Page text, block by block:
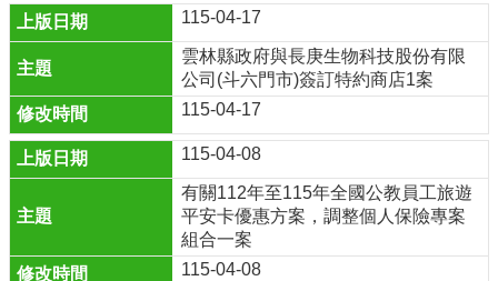
115-04-17
雲林縣政府與長庚生物科技股份有限
公司(斗六門市)簽訂特約商店1案
115-04-17
115-04-08
有關112年至115年全國公教員工旅遊
平安卡優惠方案，調整個人保險專案
組合一案
115-04-08